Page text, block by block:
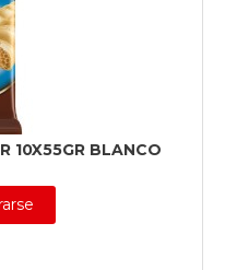
10X55GR BLANCO